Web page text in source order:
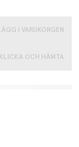
LÄGG I VARUKORGEN
KLICKA OCH HÄMTA